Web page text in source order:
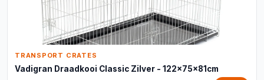
TRANSPORT CRATES
Vadigran Draadkooi Classic Zilver - 122x75x81cm